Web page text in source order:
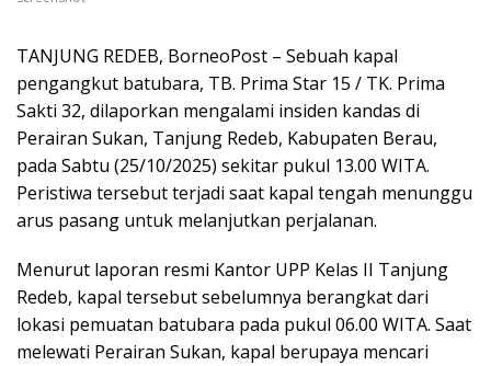
TANJUNG REDEB, BorneoPost – Sebuah kapal
pengangkut batubara, TB. Prima Star 15 / TK. Prima
Sakti 32, dilaporkan mengalami insiden kandas di
Perairan Sukan, Tanjung Redeb, Kabupaten Berau,
pada Sabtu (25/10/2025) sekitar pukul 13.00 WITA.
Peristiwa tersebut terjadi saat kapal tengah menunggu
arus pasang untuk melanjutkan perjalanan.
Menurut laporan resmi Kantor UPP Kelas II Tanjung
Redeb, kapal tersebut sebelumnya berangkat dari
lokasi pemuatan batubara pada pukul 06.00 WITA. Saat
melewati Perairan Sukan, kapal berupaya mencari